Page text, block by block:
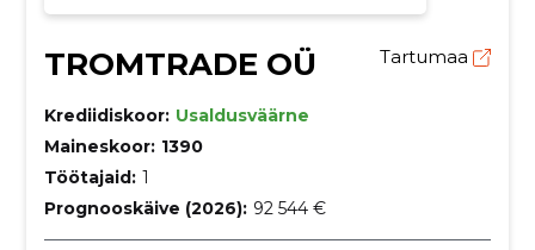
TROMTRADE OÜ Tartumaa
Krediidiskoor: Usaldusväärne
Maineskoor: 1390
Töötajaid: 1
Prognooskäive (2026): 92 544 €